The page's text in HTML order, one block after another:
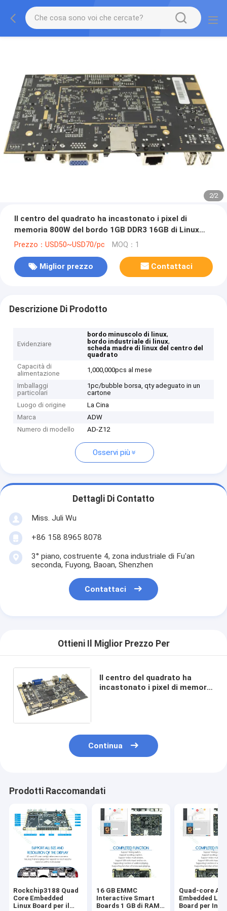
2/2
Il centro del quadrato ha incastonato i pixel di
memoria 800W del bordo 1GB DDR3 16GB di Linux
per esposizione
Prezzo：USD50~USD70/pc MOQ：1
Miglior prezzo Contattaci
Descrizione Di Prodotto
Evidenziare
bordo minuscolo di linux,
bordo industriale di linux,
scheda madre di linux del centro del
quadrato
Capacità di
alimentazione
1,000,000pcs al mese
Imballaggi
particolari
1pc/bubble borsa, qty adeguato in un
cartone
Luogo di origine
La Cina
Marca
ADW
Numero di modello
AD-Z12
Osservi più
Dettagli Di Contatto
Miss. Juli Wu
+86 158 8965 8078
3° piano, costruente 4, zona industriale di Fu'an
seconda, Fuyong, Baoan, Shenzhen
Contattaci
Ottieni Il Miglior Prezzo Per
Il centro del quadrato ha
incastonato i pixel di memoria
Continua
Prodotti Raccomandati
Rockchip3188 Quad
Core Embedded
Linux Board per il
16 GB EMMC
Interactive Smart
Boards 1 GB di RAM e
Quad-core A9
Embedded
Board per